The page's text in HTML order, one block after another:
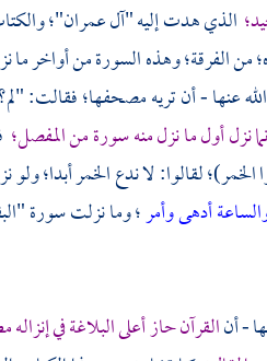
الذي هدت إليه "آل عمران"؛
من الفرقة؛ وهذه السورة من أواخر ما
عنها - أن تريه مصحفها؛ فقالت:
نزل أول ما نزل منه سورة من المفصل؛
لقالوا: لا ندع الخمر أبدا؛ ولو
أدهى وأمر؛ وما نزلت سورة
- أنالقرآن حاز أعلى البلاغة في